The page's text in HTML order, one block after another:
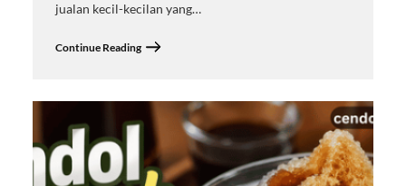
jualan kecil-kecilan yang…
Continue Reading